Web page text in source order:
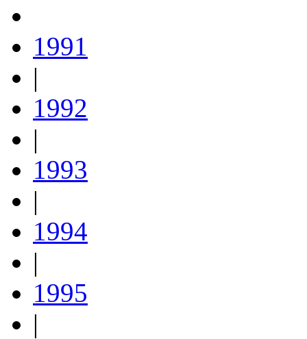
1991
|
1992
|
1993
|
1994
|
1995
|